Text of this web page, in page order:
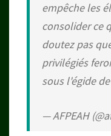
empêche les
consolider ce
doutez pas
privilégiés
sous l'égide
— AFPEAH